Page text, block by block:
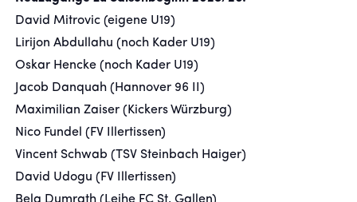
David Mitrovic (eigene U19)
Lirijon Abdullahu (noch Kader U19)
Oskar Hencke (noch Kader U19)
Jacob Danquah (Hannover 96 II)
Maximilian Zaiser (Kickers Würzburg)
Nico Fundel (FV Illertissen)
Vincent Schwab (TSV Steinbach Haiger)
David Udogu (FV Illertissen)
Bela Dumrath (Leihe FC St. Gallen)